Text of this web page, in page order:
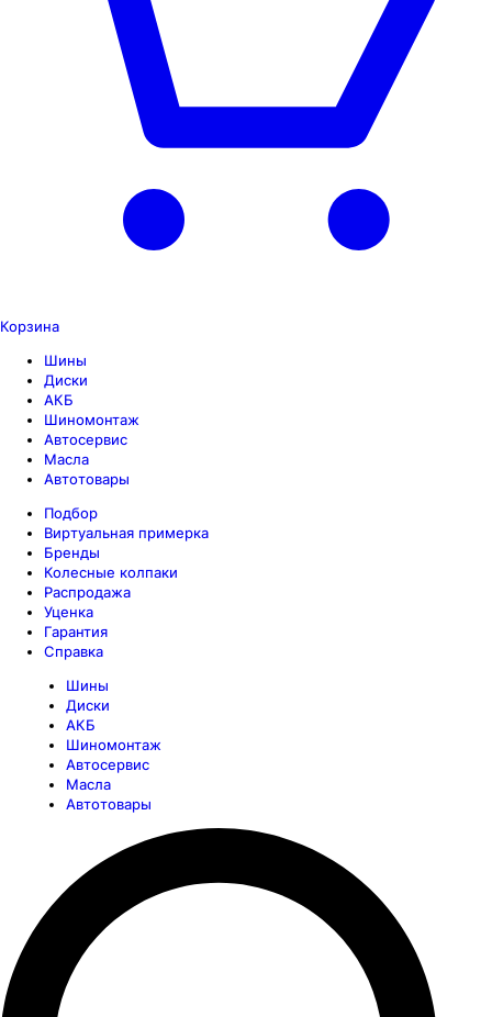
Корзина
Шины
Диски
АКБ
Шиномонтаж
Автосервис
Масла
Автотовары
Подбор
Виртуальная примерка
Бренды
Колесные колпаки
Распродажа
Уценка
Гарантия
Справка
Шины
Диски
АКБ
Шиномонтаж
Автосервис
Масла
Автотовары